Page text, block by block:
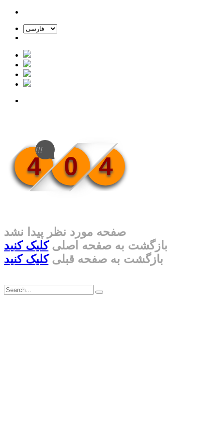
4 0 4
!!!
صفحه مورد نظر پیدا نشد
بازگشت به صفحه اصلیکلیک کنید
بازگشت به صفحه قبلیکلیک کنید